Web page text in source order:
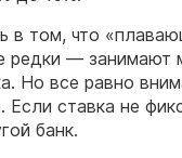
в том, что
редки — занимают
Но все равно
Если ставка не
банк.